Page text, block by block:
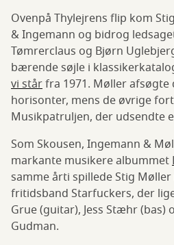
Ovenpå Thylejrens flip kom
& Ingemann og bidrog
Tømrerclaus og Bjørn
bærende søjle i
vi stårfra 1971. Møller
horisonter, mens de øvrige
Musikpatruljen, der udsendte
Som Skousen, Ingemann &
markante musikere albummet
samme årti spillede Stig Møller
fritidsband Starfuckers, der
Grue (guitar), Jess Stæhr (bas)
Gudman.